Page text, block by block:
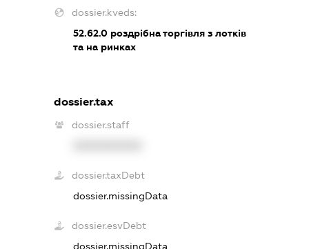
dossier.kveds:
52.62.0роздрібна торгівля з лотків
та на ринках
dossier.tax
dossier.staff
dossier.taxDebt
dossier.missingData
dossier.esvDebt
dossier.missingData